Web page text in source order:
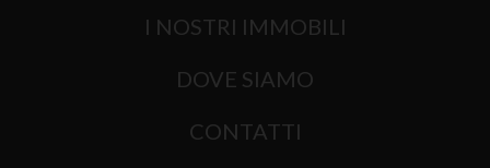
I NOSTRI IMMOBILI
DOVE SIAMO
CONTATTI